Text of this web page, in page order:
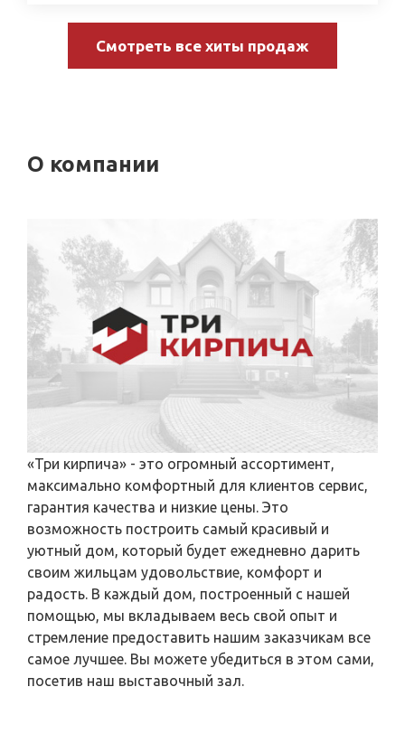
Смотреть все хиты продаж
О компании
«Три кирпича» - это огромный ассортимент,
максимально комфортный для клиентов сервис,
гарантия качества и низкие цены. Это
возможность построить самый красивый и
уютный дом, который будет ежедневно дарить
своим жильцам удовольствие, комфорт и
радость. В каждый дом, построенный с нашей
помощью, мы вкладываем весь свой опыт и
стремление предоставить нашим заказчикам все
самое лучшее. Вы можете убедиться в этом сами,
посетив наш выставочный зал.